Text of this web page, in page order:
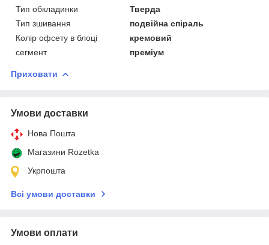
Тип обкладинки
Тверда
Тип зшивання
подвійна спіраль
Колір офсету в блоці
кремовий
сегмент
преміум
Приховати
Умови доставки
Нова Пошта
Магазини Rozetka
Укрпошта
Всі умови доставки
Умови оплати